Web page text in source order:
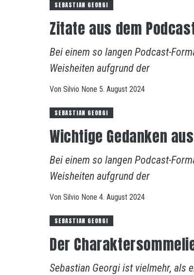
SEBASTIAN GEORGI
Zitate aus dem
Bei einem so langen Podcast-
Weisheiten aufgrund der
Von Silvio None 5. August 2024
SEBASTIAN GEORGI
Wichtige Gedanken
Bei einem so langen Podcast-
Weisheiten aufgrund der
Von Silvio None 4. August 2024
SEBASTIAN GEORGI
Der
Sebastian Georgi ist vielmehr, als